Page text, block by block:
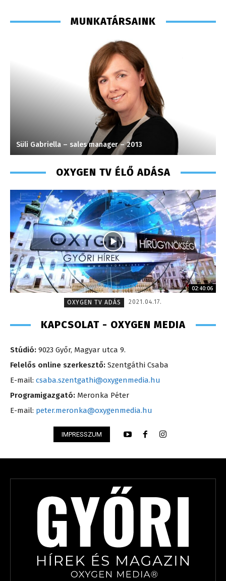
MUNKATÁRSAINK
Süli Gabriella – sales manager – 2013
OXYGEN TV ÉLŐ ADÁSA
02:40:06
OXYGEN TV ADÁS
2021.04.17.
KAPCSOLAT - OXYGEN MEDIA
Stúdió: 9023 Győr, Magyar utca 9.
Felelős online szerkesztő: Szentgáthi Csaba
E-mail: csaba.szentgathi@oxygenmedia.hu
Programigazgató: Meronka Péter
E-mail: peter.meronka@oxygenmedia.hu
IMPRESSZUM